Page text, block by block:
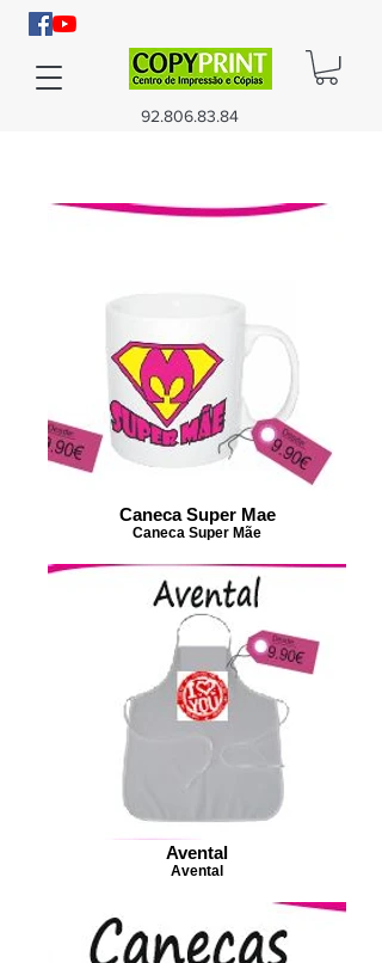
92.806.83.84
Caneca Super Mae
Caneca Super Mãe
Avental
Avental